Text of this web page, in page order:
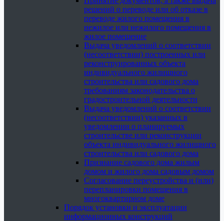
решений о переводе или об отказе в
переводе жилого помещения в
нежилое или нежилого помещения в
жилое помещение
Выдача уведомлений о соответствии
(несоответствии) построенных или
реконструированных объекта
индивидуального жилищного
строительства или садового дома
требованиям законодательства о
градостроительной деятельности
Выдача уведомлений о соответствии
(несоответствии) указанных в
уведомлении о планируемых
строительстве или реконструкции
объекта индивидуального жилищного
строительства или садового дома
Признание садового дома жилым
домом и жилого дома садовым домом
Согласование переустройства и (или)
перепланировки помещения в
многоквартирном доме
Порядок установки и эксплуатации
информационных конструкций